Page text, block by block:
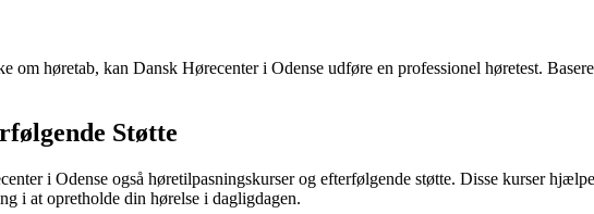
om høretab, kan Dansk Hørecenter i Odense udføre en professionel høretest.
Støtte
i Odense også høretilpasningskurser og efterfølgende støtte. Disse kurser
i at opretholde din hørelse i dagligdagen.